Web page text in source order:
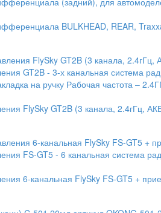
BULKHEAD, REAR,
GT2B - 3-х канальная система
на ручку Рабочая частота –
FlySky GT2B (3 канала, 2.4гГц,
FS-GT5 - 6 канальная система
6-канальная FlySky FS-GT5 +